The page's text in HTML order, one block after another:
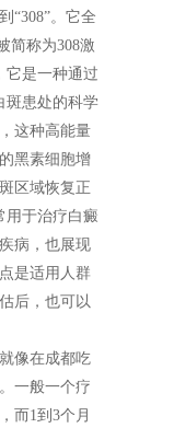
“308”。它全
简称为308激
它是一种通过
斑患处的科学
这种高能量
黑素细胞增
区域恢复正
用于治疗白癜
病，也展现
是适用人群
后，也可以
像在成都吃
一般一个疗
而1到3个月